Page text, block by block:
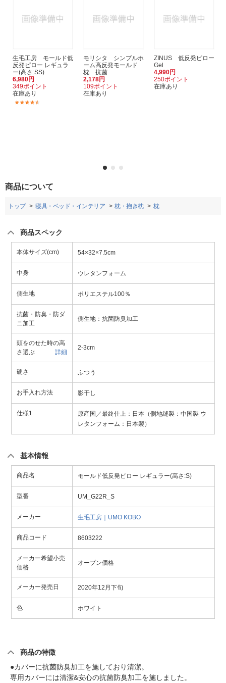
生毛工房 モールド低
反発ピロー レギュラ
ー(高さ:SS)
6,980円
349ポイント
在庫あり
モリシタ シンプルホ
ーム高反発モールド
枕 抗菌
2,178円
109ポイント
在庫あり
ZINUS 低反発ピロー
Gel
4,990円
250ポイント
在庫あり
商品について
トップ 寝具・ベッド・インテリア 枕・抱き枕 枕
商品スペック
本体サイズ(cm) 54×32×7.5cm
中身 ウレタンフォーム
側生地 ポリエステル100％
抗菌・防臭・防ダ
ニ加工
側生地：抗菌防臭加工
頭をのせた時の高
さ選ぶ
詳細
2-3cm
硬さ ふつう
お手入れ方法 影干し
仕様1
原産国／最終仕上：日本（側地縫製：中国製 ウ
レタンフォーム：日本製）
基本情報
商品名 モールド低反発ピロー レギュラー(高さ:S)
型番 UM_G22R_S
メーカー 生毛工房｜UMO KOBO
商品コード 8603222
メーカー希望小売
価格
オープン価格
メーカー発売日 2020年12月下旬
色 ホワイト
商品の特徴
●カバーに抗菌防臭加工を施しており清潔。
専用カバーには清潔&安心の抗菌防臭加工を施しました。